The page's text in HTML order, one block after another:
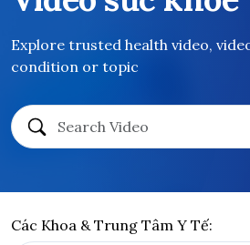
Explore trusted health video,
condition or topic
Các Khoa & Trung Tâm Y Tế: